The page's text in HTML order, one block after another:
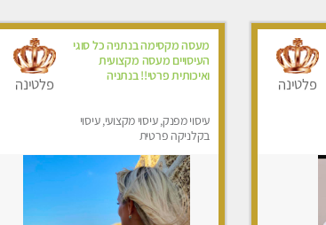
פלטינה
מעסה מקסימה בנתניה כל סוגי
העיסויים מעסה מקצועית
ואיכותית פרטי!! בנתניה
עיסוי מפנק, עיסוי מקצועי, עיסוי
בקלניקה פרטית
פלטינה